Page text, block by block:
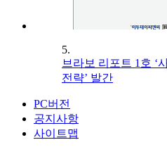
5.
브라보 리포트 1호 ‘
전략’ 발간
PC버전
공지사항
사이트맵